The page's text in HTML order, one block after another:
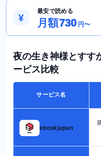
¥
最安で読める
月額730 円〜
夜の生き神様とすす
ービス比較
サービス名
ebookjapan